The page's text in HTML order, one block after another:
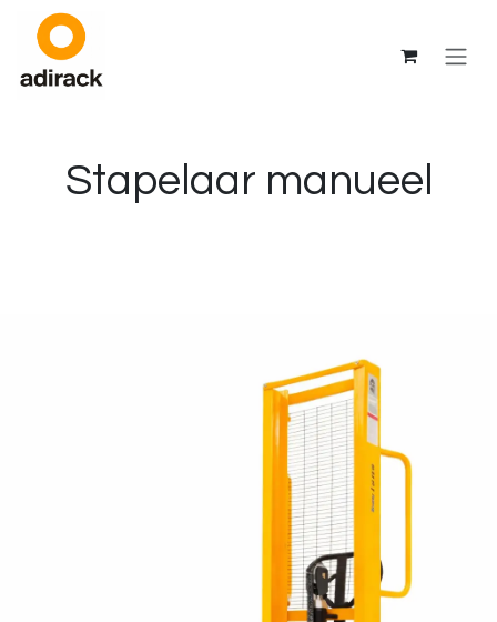
Overslaan naar inhoud
Stapelaar manueel